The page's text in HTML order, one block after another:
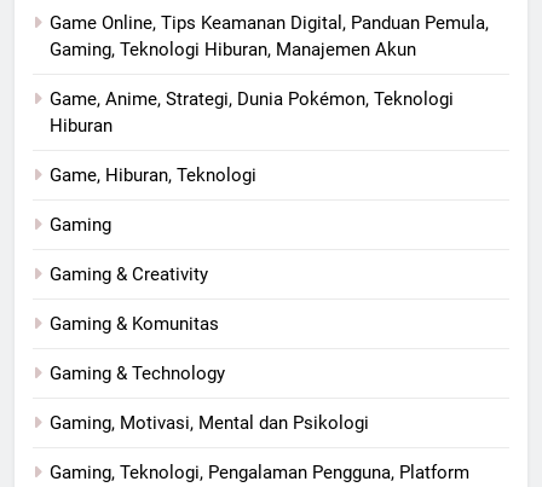
Game Online, Tips Keamanan Digital, Panduan Pemula,
Gaming, Teknologi Hiburan, Manajemen Akun
Game, Anime, Strategi, Dunia Pokémon, Teknologi
Hiburan
Game, Hiburan, Teknologi
Gaming
Gaming & Creativity
Gaming & Komunitas
Gaming & Technology
Gaming, Motivasi, Mental dan Psikologi
Gaming, Teknologi, Pengalaman Pengguna, Platform